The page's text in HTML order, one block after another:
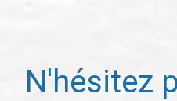
N'hésitez